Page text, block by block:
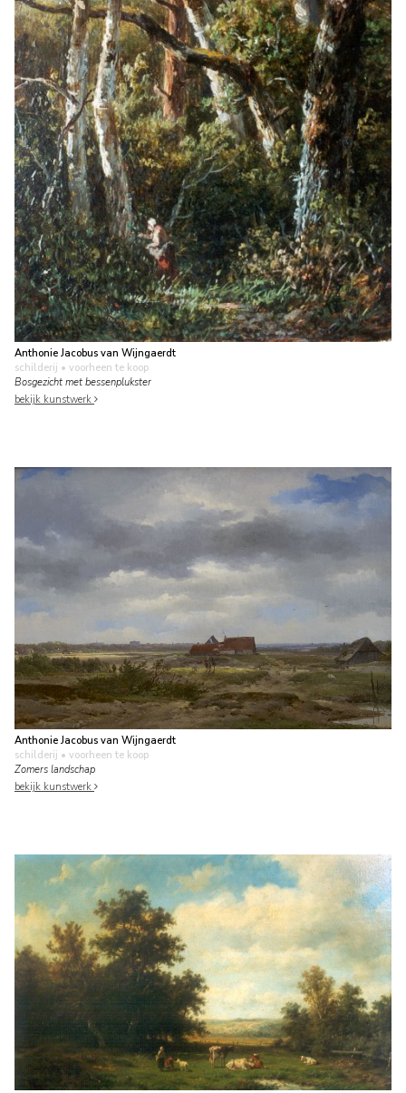
Anthonie Jacobus van Wijngaerdt
schilderij • voorheen te koop
Bosgezicht met bessenplukster
bekijk kunstwerk
Anthonie Jacobus van Wijngaerdt
schilderij • voorheen te koop
Zomers landschap
bekijk kunstwerk